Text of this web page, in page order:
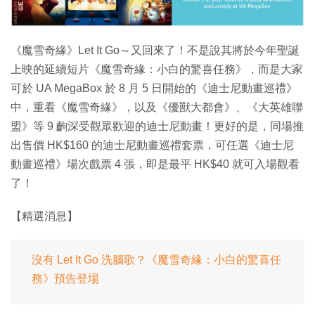
《魔雪奇緣》Let It Go～又回來了！不是說其將於今年聖誕
上映的延續短片《魔雪奇緣：小白的驚喜任務》，而是大家
可於 UA MegaBox 於 8 月 5 日開始的《迪士尼動畫巡禮》
中，重看《魔雪奇緣》，以及《優獸大都會》、《大英雄聯
盟》等 9 齣深受觀眾歡迎的迪士尼動畫！更好的是，同場推
出售價 HK$160 的迪士尼動畫巡禮套票，可任選《迪士尼
動畫巡禮》場次戲票 4 張，即是最平 HK$40 就可入場觀看
了！
【精選消息】
沒有 Let It Go 洗腦歌？《魔雪奇緣：小白的驚喜任
務》預告登場